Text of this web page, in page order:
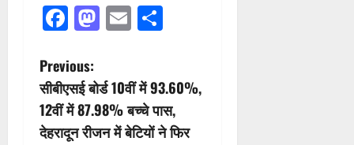
Facebook
Mastodon
Email
P
o
s
Previous:
सीबीएसई बोर्ड 10वीं में 93.60%,
12वीं में 87.98% बच्चे पास,
देहरादून रीजन में बेटियों ने फिर